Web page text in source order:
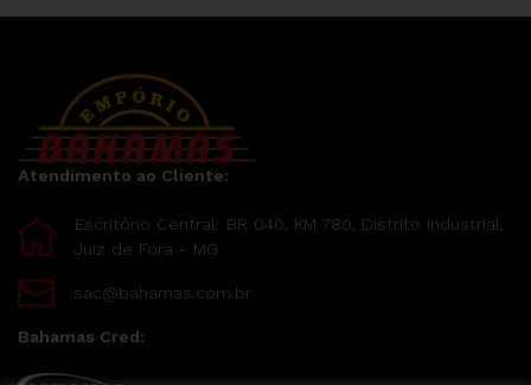
Atendimento ao Cliente:
Escritório Central: BR 040, KM 780, Distrito Industrial,
Juiz de Fora - MG
sac@bahamas.com.br
Bahamas Cred: